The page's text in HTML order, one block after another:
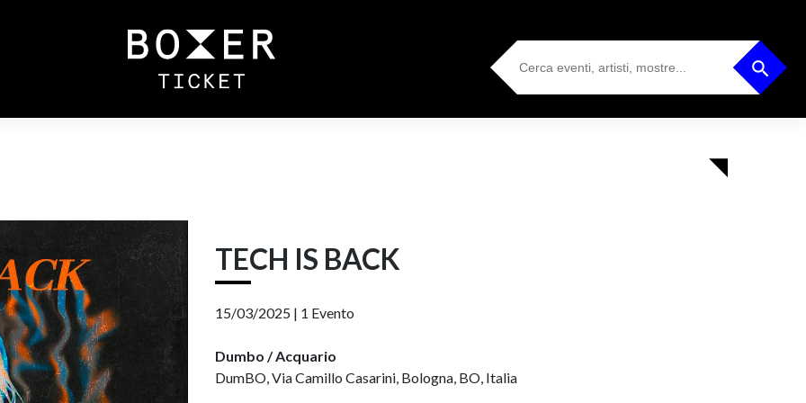
Search
for:
Search Button
TECH IS BACK
15/03/2025 | 1 Evento
Dumbo / Acquario
DumBO, Via Camillo Casarini, Bologna, BO, Italia